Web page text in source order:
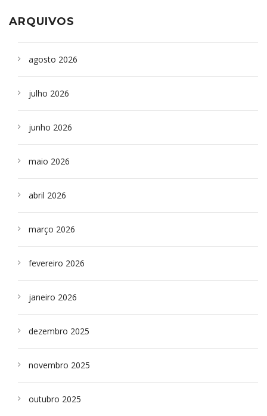
ARQUIVOS
agosto 2026
julho 2026
junho 2026
maio 2026
abril 2026
março 2026
fevereiro 2026
janeiro 2026
dezembro 2025
novembro 2025
outubro 2025